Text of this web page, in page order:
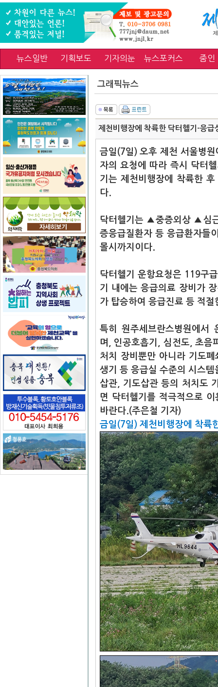
뉴스일반 기획보도 기자의눈 뉴스포커스 줌인
그래픽뉴스
제천비행장에 착륙한 닥터헬기-응급
금일(7일) 오후 제천 서울병
자의 요청에 따라 즉시 닥터
기는 제천비행장에 착륙한
다.
닥터헬기는 ▲중증외상 ▲심
증응급질환자 등 응급환자들
몰시까지이다.
닥터헬기 운항요청은 119구
기 내에는 응급의료 장비가
가 탑승하여 응급진료 등 적
특히 원주세브란스병원에서
며, 인공호흡기, 심전도, 초음
처치 장비뿐만 아니라 기도
생기 등 응급실 수준의 시스
삽관, 기도삽관 등의 처치도
면 닥터헬기를 적극적으로
바란다.(주은철 기자)
금일(7일) 제천비행장에 착륙